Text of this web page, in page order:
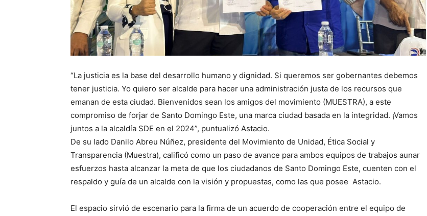
“La justicia es la base del desarrollo humano y dignidad. Si queremos ser gobernantes debemos
tener justicia. Yo quiero ser alcalde para hacer una administración justa de los recursos que
emanan de esta ciudad. Bienvenidos sean los amigos del movimiento (MUESTRA), a este
compromiso de forjar de Santo Domingo Este, una marca ciudad basada en la integridad. ¡Vamos
juntos a la alcaldía SDE en el 2024”, puntualizó Astacio.
De su lado Danilo Abreu Núñez, presidente del Movimiento de Unidad, Ética Social y
Transparencia (Muestra), calificó como un paso de avance para ambos equipos de trabajos aunar
esfuerzos hasta alcanzar la meta de que los ciudadanos de Santo Domingo Este, cuenten con el
respaldo y guía de un alcalde con la visión y propuestas, como las que posee Astacio.
El espacio sirvió de escenario para la firma de un acuerdo de cooperación entre el equipo de